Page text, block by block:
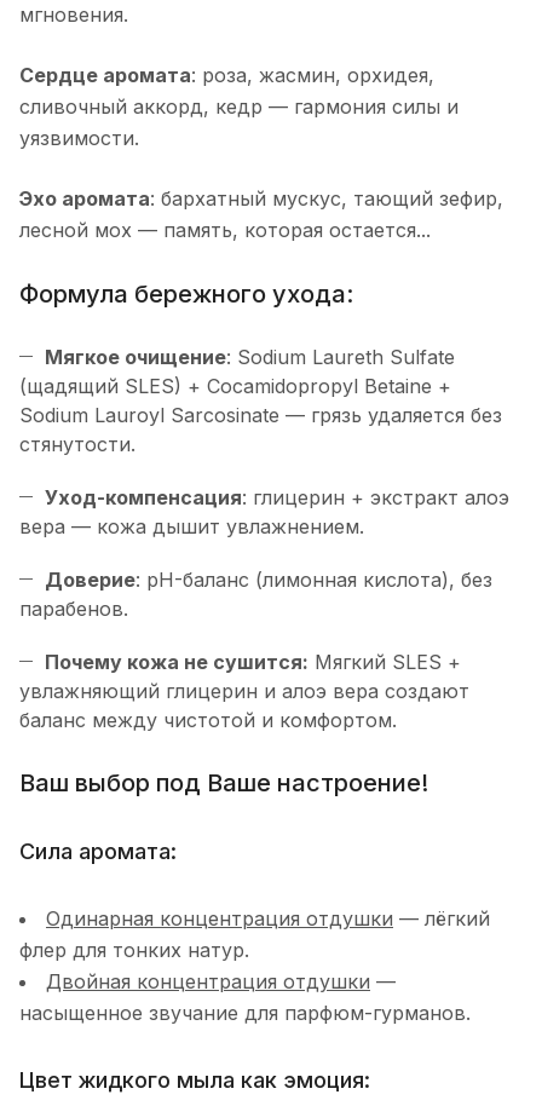
мгновения.
Сердце аромата: роза, жасмин, орхидея,
сливочный аккорд, кедр — гармония силы и
уязвимости.
Эхо аромата: бархатный мускус, тающий зефир,
лесной мох — память, которая остается...
Формула бережного ухода:
Мягкое очищение: Sodium Laureth Sulfate
(щадящий SLES) + Cocamidopropyl Betaine +
Sodium Lauroyl Sarcosinate — грязь удаляется без
стянутости.
Уход-компенсация: глицерин + экстракт алоэ
вера — кожа дышит увлажнением.
Доверие: pH-баланс (лимонная кислота), без
парабенов.
Почему кожа не сушится: Мягкий SLES +
увлажняющий глицерин и алоэ вера создают
баланс между чистотой и комфортом.
Ваш выбор под Ваше настроение!
Сила аромата:
Одинарная концентрация отдушки — лёгкий
флер для тонких натур.
Двойная концентрация отдушки —
насыщенное звучание для парфюм-гурманов.
Цвет жидкого мыла как эмоция: